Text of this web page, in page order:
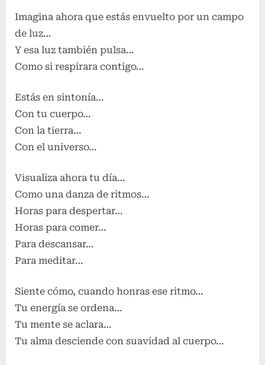
Imagina ahora que estás envuelto por un campo
de luz…
Y esa luz también pulsa…
Como si respirara contigo…
Estás en sintonía…
Con tu cuerpo…
Con la tierra…
Con el universo…
Visualiza ahora tu día…
Como una danza de ritmos…
Horas para despertar…
Horas para comer…
Para descansar…
Para meditar…
Siente cómo, cuando honras ese ritmo…
Tu energía se ordena…
Tu mente se aclara…
Tu alma desciende con suavidad al cuerpo…